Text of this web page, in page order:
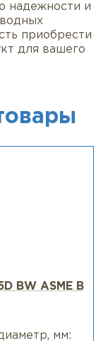
надежности и
приобрести
для вашего
BW ASME B
мм: